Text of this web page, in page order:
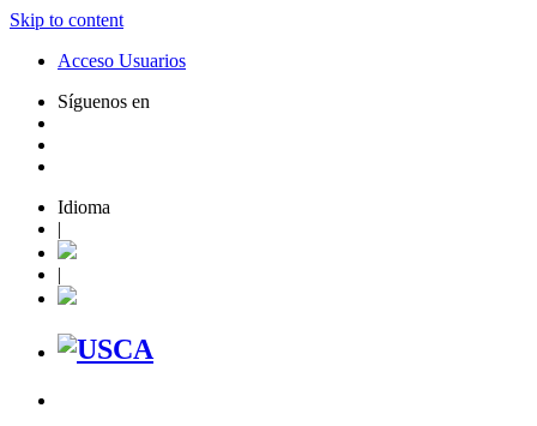
Skip to content
Acceso Usuarios
Síguenos en
Idioma
|
|